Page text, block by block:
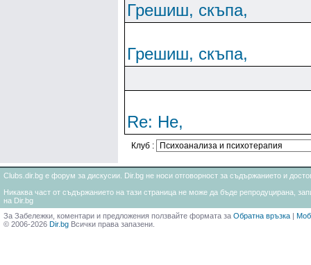
Грешиш, скъпа,
Грешиш, скъпа,
Re: Не,
Клуб :
Clubs.dir.bg е форум за дискусии. Dir.bg не носи отговорност за съдържанието и
Никаква част от съдържанието на тази страница не може да бъде репродуцирана,
на Dir.bg
За Забележки, коментари и предложения ползвайте формата за Обратна връзка |
© 2006-2026 Dir.bg Всички права запазени.